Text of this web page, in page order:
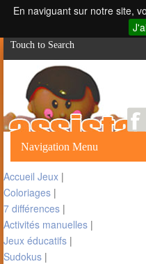
En naviguant sur notre site,
Touch to Search
Navigation Menu
Accueil Jeux |
Coloriages |
7 différences |
Activités manuelles |
Jeux éducatifs |
Sudokus |